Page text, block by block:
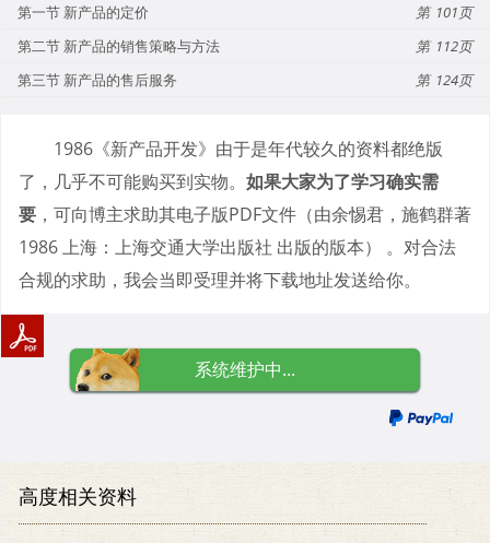
第一节 新产品的定价
101
第二节 新产品的销售策略与方法
112
第三节 新产品的售后服务
124
1986《新产品开发》由于是年代较久的资料都绝版
了，几乎不可能购买到实物。 如果大家为了学习确实需
要 ，可向博主求助其电子版PDF文件（由余惕君，施鹤群著
1986 上海：上海交通大学出版社 出版的版本） 。对合法
合规的求助，我会当即受理并将下载地址发送给你。
系统维护中...
高度相关资料